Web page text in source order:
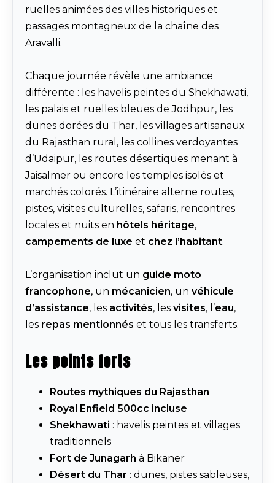
ruelles animées des villes historiques et
passages montagneux de la chaîne des
Aravalli.
Chaque journée révèle une ambiance
différente : les havelis peintes du Shekhawati,
les palais et ruelles bleues de Jodhpur, les
dunes dorées du Thar, les villages artisanaux
du Rajasthan rural, les collines verdoyantes
d’Udaipur, les routes désertiques menant à
Jaisalmer ou encore les temples isolés et
marchés colorés. L’itinéraire alterne routes,
pistes, visites culturelles, safaris, rencontres
locales et nuits en hôtels héritage,
campements de luxe et chez l’habitant.
L’organisation inclut un guide moto
francophone, un mécanicien, un véhicule
d’assistance, les activités, les visites, l’eau,
les repas mentionnés et tous les transferts.
Les points forts
Routes mythiques du Rajasthan
Royal Enfield 500cc incluse
Shekhawati : havelis peintes et villages
traditionnels
Fort de Junagarh à Bikaner
Désert du Thar : dunes, pistes sableuses,